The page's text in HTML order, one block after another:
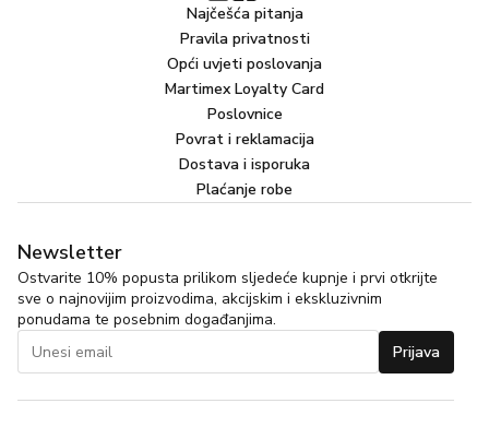
Najčešća pitanja
Pravila privatnosti
Opći uvjeti poslovanja
Martimex Loyalty Card
Poslovnice
Povrat i reklamacija
Dostava i isporuka
Plaćanje robe
Newsletter
Ostvarite 10% popusta prilikom sljedeće kupnje i prvi otkrijte
sve o najnovijim proizvodima, akcijskim i ekskluzivnim
ponudama te posebnim događanjima.
Prijava